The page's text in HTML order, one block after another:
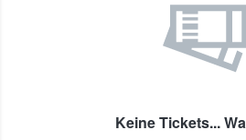
Keine Tickets...